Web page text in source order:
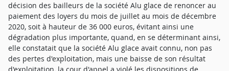
décision des bailleurs de la société Alu glace de renoncer au
paiement des loyers du mois de juillet au mois de décembre
2020, soit à hauteur de 36 000 euros, évitant ainsi une
dégradation plus importante, quand, en se déterminant ainsi,
elle constatait que la société Alu glace avait connu, non pas
des pertes d'exploitation, mais une baisse de son résultat